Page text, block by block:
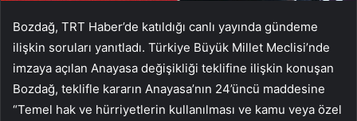
Bozdağ, TRT Haber’de katıldığı canlı yayında gündeme
ilişkin soruları yanıtladı. Türkiye Büyük Millet Meclisi’nde
imzaya açılan Anayasa değişikliği teklifine ilişkin konuşan
Bozdağ, teklifle kararın Anayasa’nın 24’üncü maddesine
“Temel hak ve hürriyetlerin kullanılması ve kamu veya özel